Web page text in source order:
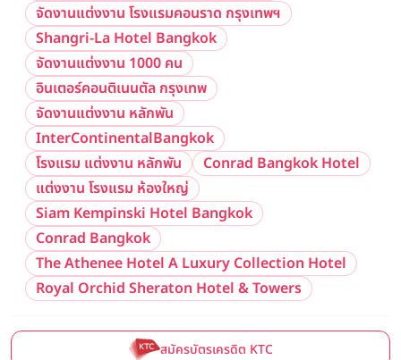
จัดงานแต่งงาน โรงแรมคอนราด กรุงเทพฯ
Shangri-La Hotel Bangkok
จัดงานแต่งงาน 1000 คน
อินเตอร์คอนติเนนตัล กรุงเทพ
จัดงานแต่งงาน หลักพัน
InterContinentalBangkok
โรงแรม แต่งงาน หลักพัน
Conrad Bangkok Hotel
แต่งงาน โรงแรม ห้องใหญ่
Siam Kempinski Hotel Bangkok
Conrad Bangkok
The Athenee Hotel A Luxury Collection Hotel
Royal Orchid Sheraton Hotel & Towers
สมัครบัตรเครดิต KTC